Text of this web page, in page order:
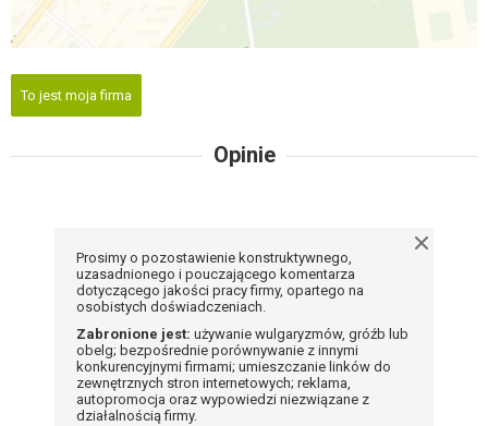
To jest moja firma
Opinie
Prosimy o pozostawienie konstruktywnego,
uzasadnionego i pouczającego komentarza
dotyczącego jakości pracy firmy, opartego na
osobistych doświadczeniach.
Zabronione jest: używanie wulgaryzmów, gróźb lub
obelg; bezpośrednie porównywanie z innymi
konkurencyjnymi firmami; umieszczanie linków do
zewnętrznych stron internetowych; reklama,
autopromocja oraz wypowiedzi niezwiązane z
działalnością firmy.